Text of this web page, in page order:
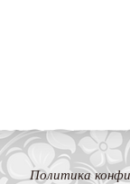
Политика